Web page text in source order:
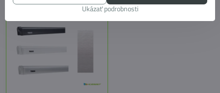
Ukázať podrobnosti